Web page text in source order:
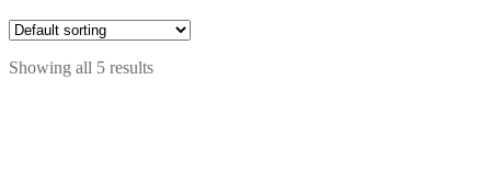
Showing all 5 results